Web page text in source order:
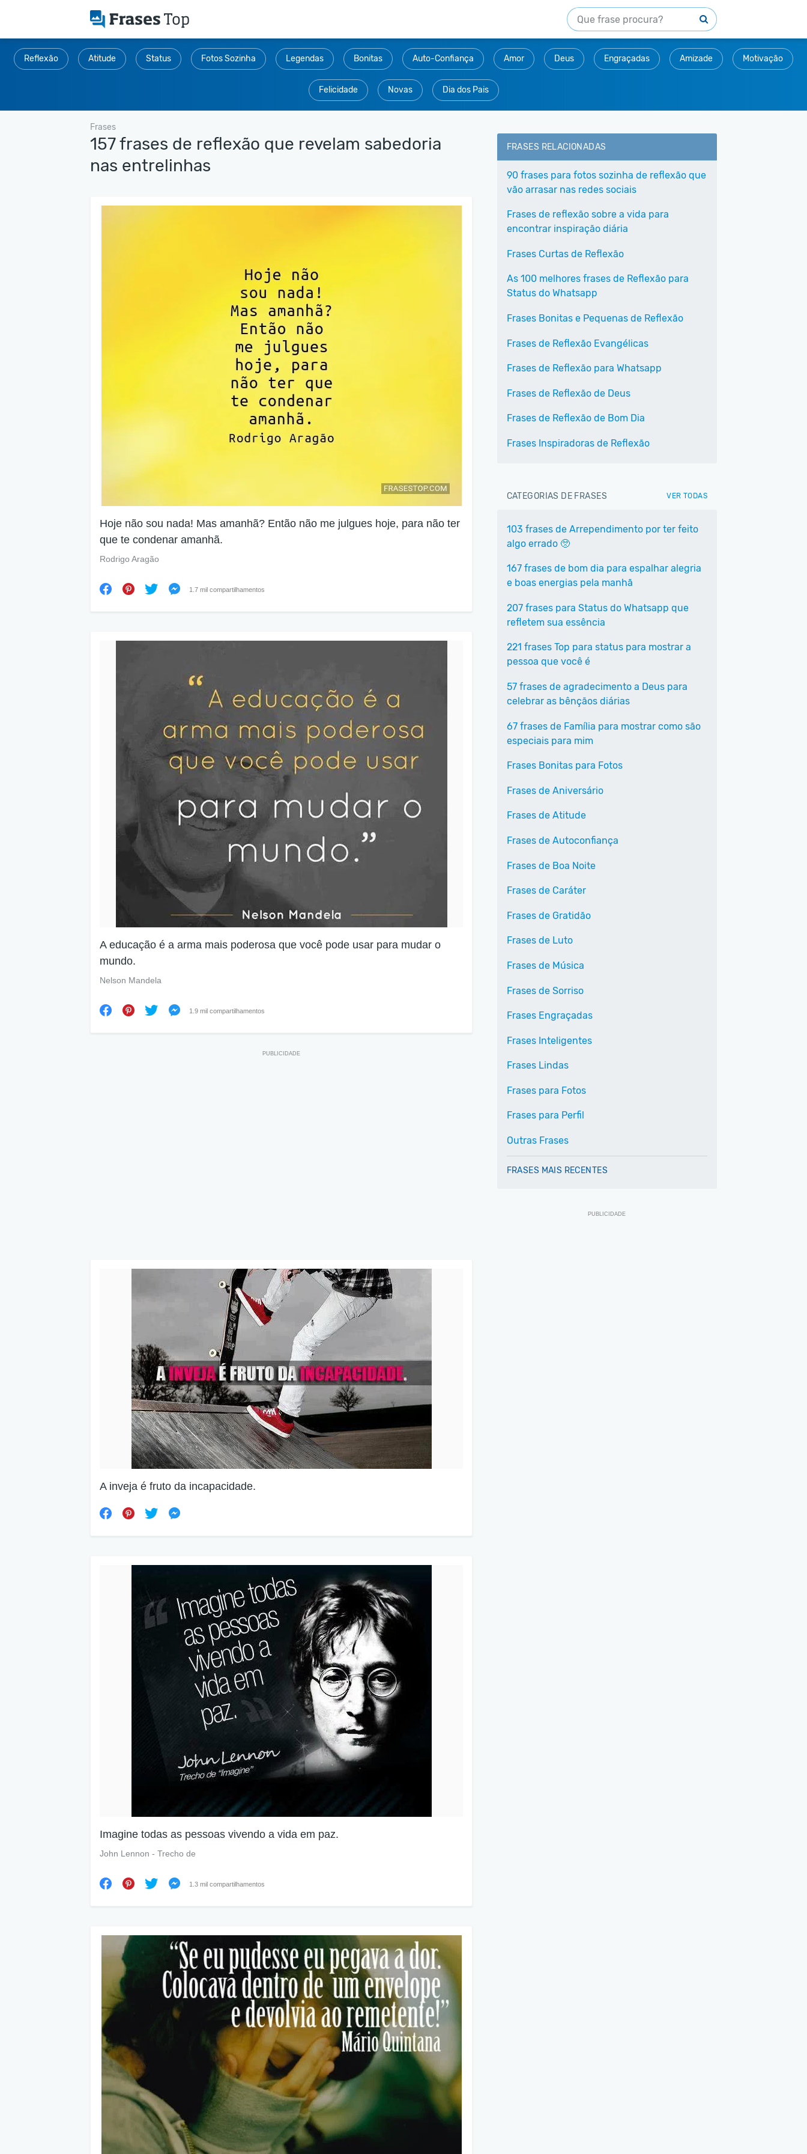
Reflexão Atitude Status Fotos Sozinha Legendas Bonitas Auto-Confiança Amor Deus Engraçadas Amizade Motivação
Felicidade Novas Dia dos Pais
Frases
157 frases de reflexão que revelam sabedoria
nas entrelinhas
Hoje não sou nada! Mas amanhã? Então não me julgues hoje, para não ter
que te condenar amanhã.
Rodrigo Aragão
1.7 mil compartilhamentos
A educação é a arma mais poderosa que você pode usar para mudar o
mundo.
Nelson Mandela
1.9 mil compartilhamentos
A inveja é fruto da incapacidade.
Imagine todas as pessoas vivendo a vida em paz.
John Lennon - Trecho de
1.3 mil compartilhamentos
FRASES RELACIONADAS
90 frases para fotos sozinha de reflexão que
vão arrasar nas redes sociais
Frases de reflexão sobre a vida para
encontrar inspiração diária
Frases Curtas de Reflexão
As 100 melhores frases de Reflexão para
Status do Whatsapp
Frases Bonitas e Pequenas de Reflexão
Frases de Reflexão Evangélicas
Frases de Reflexão para Whatsapp
Frases de Reflexão de Deus
Frases de Reflexão de Bom Dia
Frases Inspiradoras de Reflexão
CATEGORIAS DE FRASES VER TODAS
103 frases de Arrependimento por ter feito
algo errado 🥺
167 frases de bom dia para espalhar alegria
e boas energias pela manhã
207 frases para Status do Whatsapp que
refletem sua essência
221 frases Top para status para mostrar a
pessoa que você é
57 frases de agradecimento a Deus para
celebrar as bênçãos diárias
67 frases de Família para mostrar como são
especiais para mim
Frases Bonitas para Fotos
Frases de Aniversário
Frases de Atitude
Frases de Autoconfiança
Frases de Boa Noite
Frases de Caráter
Frases de Gratidão
Frases de Luto
Frases de Música
Frases de Sorriso
Frases Engraçadas
Frases Inteligentes
Frases Lindas
Frases para Fotos
Frases para Perfil
Outras Frases
FRASES MAIS RECENTES